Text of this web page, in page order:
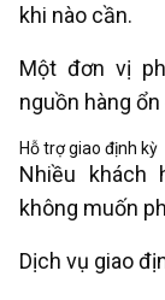
khi nào cần.
Một đơn vị
nguồn hàng
Hỗ trợ giao định kỳ
Nhiều khách
không muốn
Dịch vụ giao